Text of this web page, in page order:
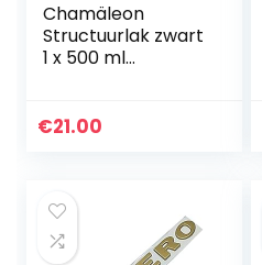
Chamäleon
Structuurlak zwart
1 x 500 ml
voor kunststof (2)
€21.00